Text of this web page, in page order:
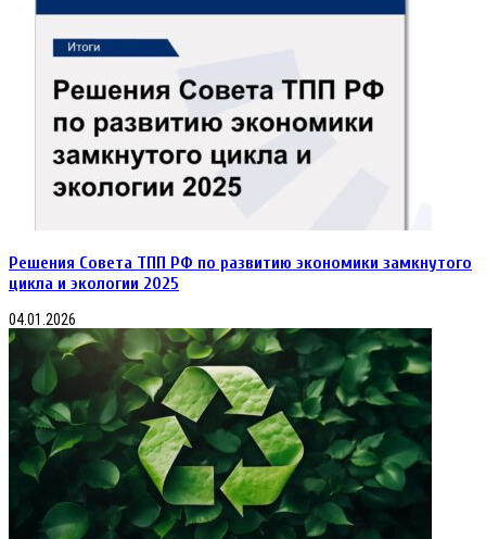
Металлургии
Узбекистана.
внесении
изменений
Правительства
Российской
Федерации
Решения Совета ТПП РФ по развитию экономики замкнутого
цикла и экологии 2025
04.01.2026